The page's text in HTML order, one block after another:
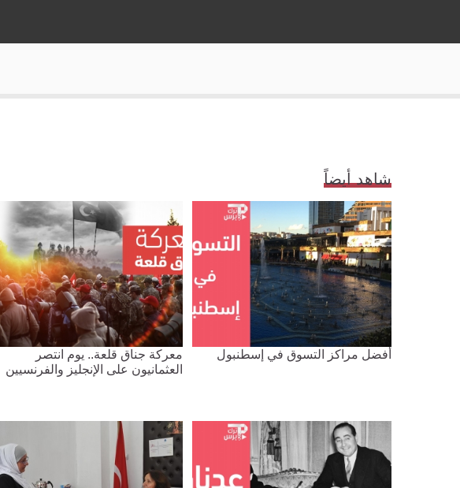
شاهد أيضاً
أفضل مراكز التسوق في إسطنبول
معركة جناق قلعة.. يوم انتصر
العثمانيون على الإنجليز والفرنسيين